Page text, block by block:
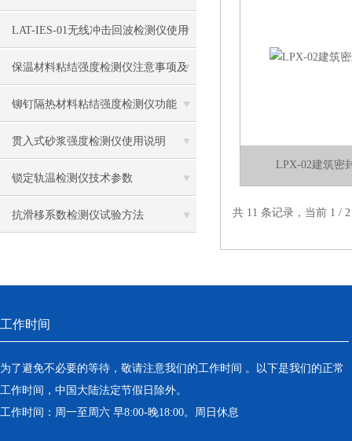
LAT-IES-01无线冲击回波检测仪使用
操作方法
保温材料粘结强度检测仪注意事项及
保养
铆钉隔热材料粘结强度检测仪功能
贯入式砂浆强度检测仪使用说明
锁定轨温检测仪技术参数
抗滑移系数检测仪试验方法
LPX-02建筑密
共 11 条记录，当前 1
工作时间
为了避免不必要的等待，敬请注意我们的工作时间 。以下是我们的正常
工作时间，中国大陆法定节假日除外。
工作时间：周一至周六 早8:00-晚18:00。周日休息